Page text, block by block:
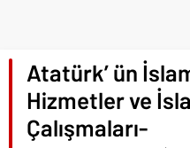
Atatürk’ ün
Hizmetler ve
Çalışmaları-